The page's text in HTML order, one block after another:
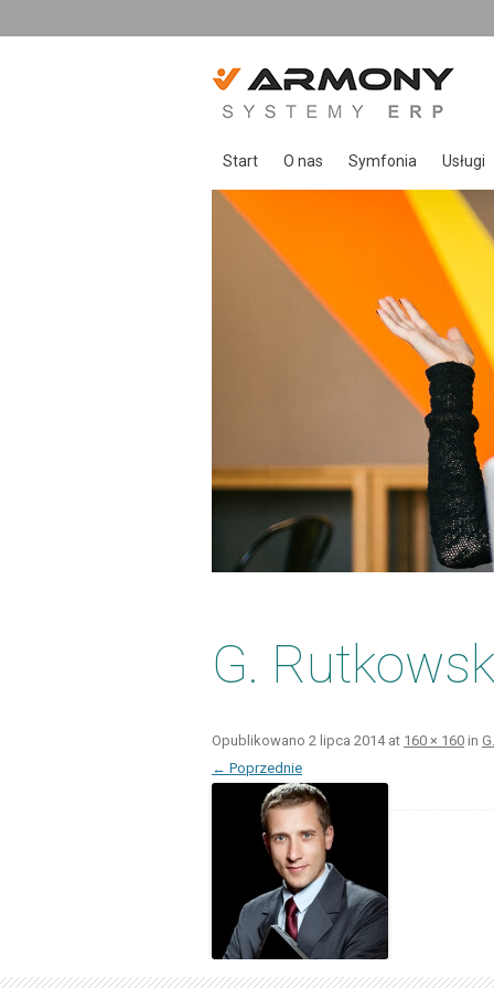
Start O nas
Referencje
Symfonia
Symfonia Start
Rozwiązania
Usługi
Usługi
G.
Opublikowano 2 lipca 2014at 160 × 160 in
← Poprzednie